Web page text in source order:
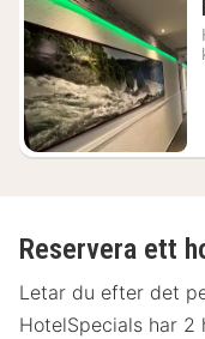
Reservera ett
Letar du efter det
HotelSpecials har 2